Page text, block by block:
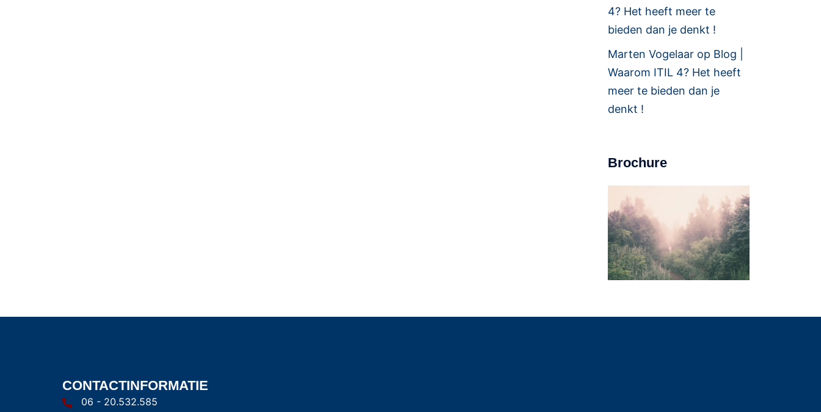
4? Het heeft meer te
bieden dan je denkt !
Marten Vogelaarop Blog |
Waarom ITIL 4? Het heeft
meer te bieden dan je
denkt !
Brochure
CONTACTINFORMATIE
06 - 20.532.585